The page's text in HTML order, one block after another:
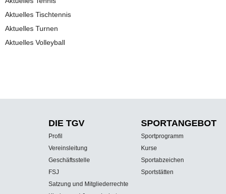
Aktuelles Tischtennis
Aktuelles Turnen
Aktuelles Volleyball
DIE TGV
Profil
Vereinsleitung
Geschäftsstelle
FSJ
Satzung und Mitgliederrechte
SPORT­ANGEBOT
Sportprogramm
Kurse
Sportabzeichen
Sportstätten